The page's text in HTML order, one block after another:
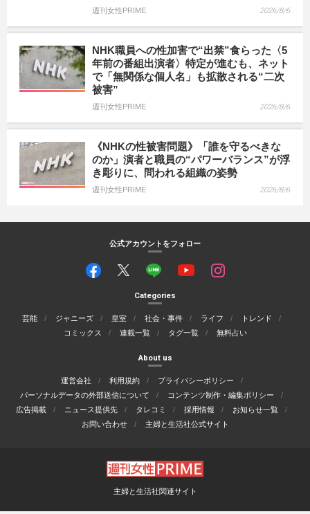
週刊女性PRIME 2026/8/6
NHK職員への性加害で“出禁”食らった〈5
年前の番組出演者〉特定が進むも、ネット
で「無関係な個人名」も拡散される“二次
被害”
週刊女性PRIME 2026/8/6
《NHKの性被害問題》「誰を守るべきな
のか」演者と職員の“パワーバランス”が浮
き彫りに、問われる組織の姿勢
週刊女性PRIME 2026/8/6
公式アカウントをフォロー
Categories
芸能 ジャニーズ 皇室 社会・事件 ライフ
トレンド
コミックス
連載一覧 タグ一覧 無料占い
About us
運営会社 利用規約
プライバシーポリシー
パーソナルデータの外部送信について
コンテンツ制作・編集ポリシー
広告掲載
ニュース提供先 タレコミ 採用情報
お知らせ一覧
お問い合わせ
主婦と生活社公式サイト
主婦と生活社関連サイト